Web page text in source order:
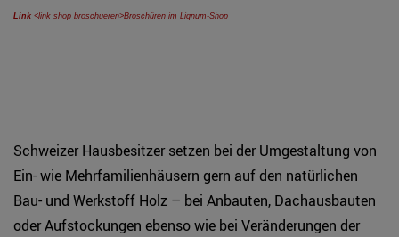
Link <link shop broschueren>Broschüren im Lignum-Shop
Schweizer Hausbesitzer setzen bei der Umgestaltung von
Ein- wie Mehrfamilienhäusern gern auf den natürlichen
Bau- und Werkstoff Holz – bei Anbauten, Dachausbauten
oder Aufstockungen ebenso wie bei Veränderungen der